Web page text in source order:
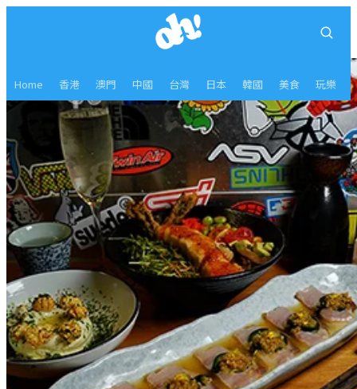
Home 香港 澳門 中國 台灣 日本 韓國 美食 玩樂